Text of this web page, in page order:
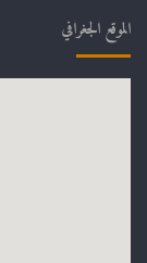
الموقع الجغرافي